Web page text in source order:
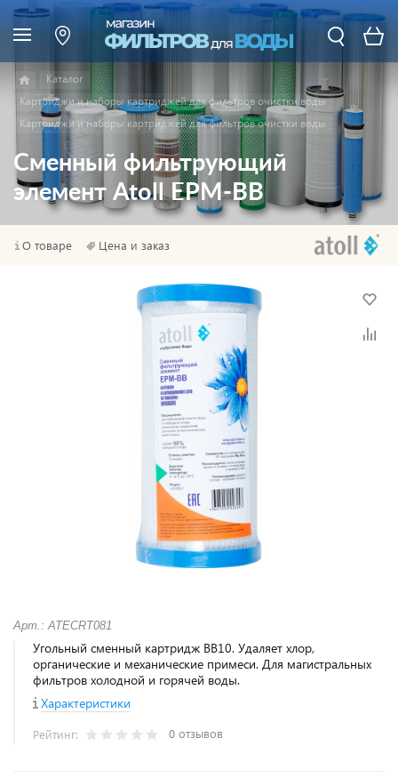
Каталог
Картриджи и наборы картриджей для фильтров очистки воды
Картриджи и наборы картриджей для фильтров очистки воды
Сменный фильтрующий
элемент Atoll EPM-BB
О товаре Цена и заказ
Арт.: ATECRT081
Угольный сменный картридж BB10. Удаляет хлор,
органические и механические примеси. Для магистральных
фильтров холодной и горячей воды.
Характеристики
Рейтинг: 0 отзывов